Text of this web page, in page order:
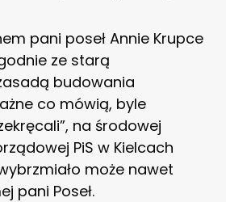
pani poseł Annie Krupce
ze starą
budowania
co mówią, byle
na środowej
PiS w Kielcach
może nawet
pani Poseł.